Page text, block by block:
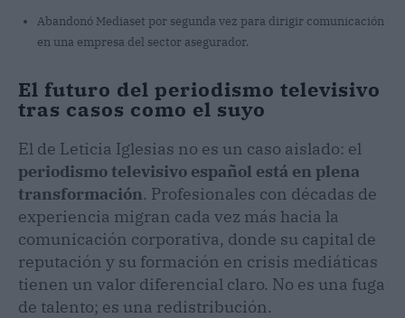
Abandonó Mediaset por segunda vez para dirigir comunicación
en una empresa del sector asegurador.
El futuro del periodismo televisivo
tras casos como el suyo
El de Leticia Iglesias no es un caso aislado: el
periodismo televisivo español está en plena
transformación. Profesionales con décadas de
experiencia migran cada vez más hacia la
comunicación corporativa, donde su capital de
reputación y su formación en crisis mediáticas
tienen un valor diferencial claro. No es una fuga
de talento; es una redistribución.